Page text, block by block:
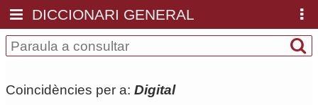
DICCIONARI GENERAL
Coincidències per a: Digital